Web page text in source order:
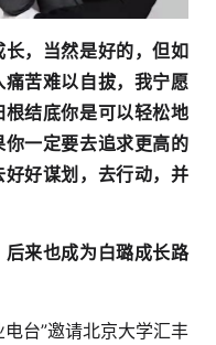
，当然是好的，但如
苦难以自拔，我宁愿
结底你是可以轻松地
一定要去追求更高的
好谋划，去行动，并
来也成为白璐成长路
台”邀请北京大学汇丰